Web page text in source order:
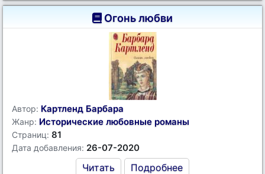
Огонь любви
Автор: Картленд Барбара
Жанр: Исторические любовные романы
Страниц: 81
Дата добавления: 26-07-2020
Читать Подробнее